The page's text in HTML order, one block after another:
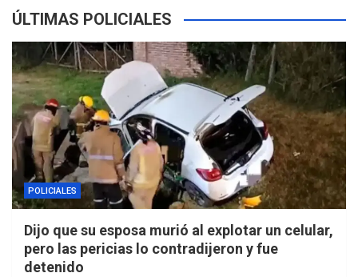
ÚLTIMAS POLICIALES
POLICIALES
Dijo que su esposa murió al explotar un celular,
pero las pericias lo contradijeron y fue
detenido